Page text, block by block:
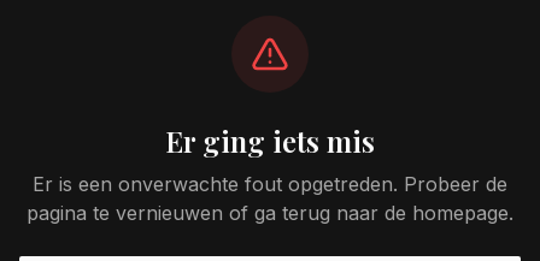
Er ging iets mis
Er is een onverwachte fout opgetreden. Probeer de
pagina te vernieuwen of ga terug naar de homepage.